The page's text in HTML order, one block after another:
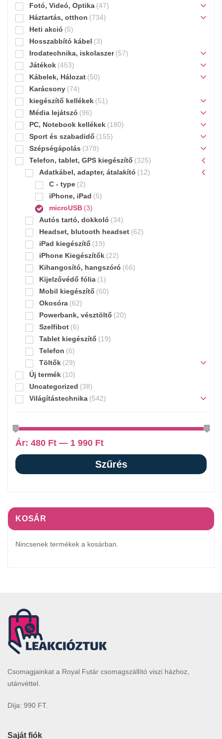
Fotó, Videó, Optika (47)
Háztartás, otthon (734)
Heti akció (5)
Hosszabbító kábel (3)
Irodatechnika, iskolaszer (57)
Játékok (453)
Kábelek, Hálozat (50)
Karácsony (74)
kiegészítő kellékek (51)
Média lejátszó (96)
PC, Notebook kellékek (180)
Sport és szabadidő (155)
Szépségápolás (378)
Telefon, tablet, GPS kiegészítő (325)
Adatkábel, adapter, átalakító (12)
C - type (2)
iPhone, iPad (5)
microUSB (3)
Autós tartó, dokkoló (34)
Headset, blutooth headset (62)
iPad kiegészítő (19)
iPhone Kiegészítők (22)
Kihangosító, hangszóró (66)
Kijelzővédő fólia (1)
Mobil kiegészítő (60)
Okosóra (62)
Powerbank, vésztöltő (20)
Szelfibot (6)
Tablet kiegészítő (19)
Telefon (6)
Töltők (29)
Új termék (10)
Uncategorized (38)
Világítástechnika (542)
Szűrés
Ár: 480 Ft — 1 990 Ft
KOSÁR
Nincsenek termékek a kosárban.
Csomagjainkat a Royal Futár csomagszállító viszi házhoz,
utánvéttel.
Díja: 990 FT.
Saját fiók